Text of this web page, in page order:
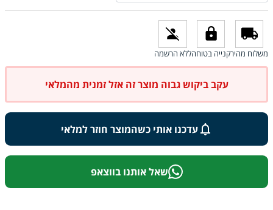
משלוח מהירקנייה בטוחהללא הרשמה
עקב ביקוש גבוה מוצר זה אזל זמנית מהמלאי
עדכנו אותי כשהמוצר חוזר למלאי
שאל אותנו בווצאפ